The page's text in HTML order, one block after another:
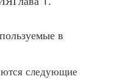
в
следующие